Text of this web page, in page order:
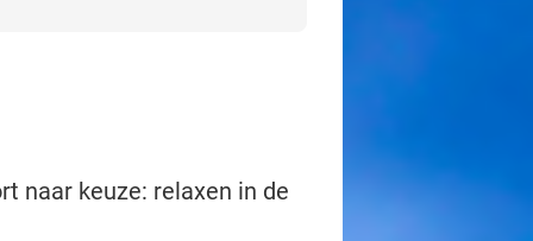
naar keuze: relaxen in de